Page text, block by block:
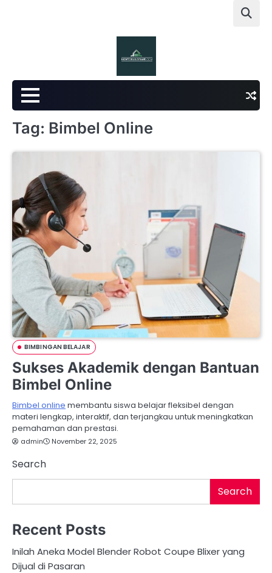
Tag: Bimbel Online
BIMBINGAN BELAJAR
Sukses Akademik dengan Bantuan
Bimbel Online
Bimbel online membantu siswa belajar fleksibel dengan
materi lengkap, interaktif, dan terjangkau untuk meningkatkan
pemahaman dan prestasi.
admin November 22, 2025
Search
Search
Recent Posts
Inilah Aneka Model Blender Robot Coupe Blixer yang
Dijual di Pasaran